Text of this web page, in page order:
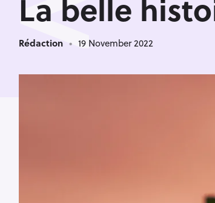
La belle
Rédaction 19 November 2022